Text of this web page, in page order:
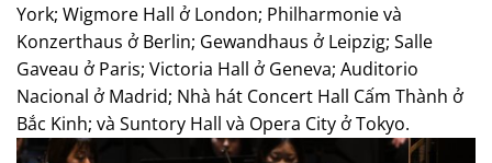
York; Wigmore Hall ở London; Philharmonie và
Konzerthaus ở Berlin; Gewandhaus ở Leipzig; Salle
Gaveau ở Paris; Victoria Hall ở Geneva; Auditorio
Nacional ở Madrid; Nhà hát Concert Hall Cấm Thành ở
Bắc Kinh; và Suntory Hall và Opera City ở Tokyo.